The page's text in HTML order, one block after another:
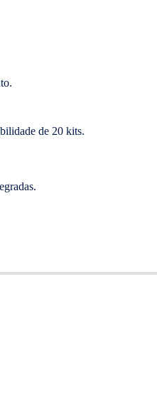
de 20 kits.